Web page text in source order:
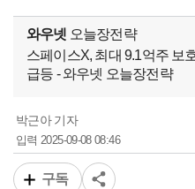
와우넷 오늘장전략
스페이스X, 최대 9.1억주 보
급등 - 와우넷 오늘장전략
박근아 기자
입력2025-09-08 08:46
구독